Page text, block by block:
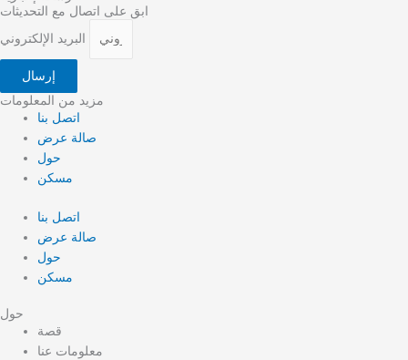
ابق على اتصال مع التحديثات
إرسال
مزيد من المعلومات
اتصل بنا
صالة عرض
حول
مسكن
اتصل بنا
صالة عرض
حول
مسكن
حول
قصة
معلومات عنا